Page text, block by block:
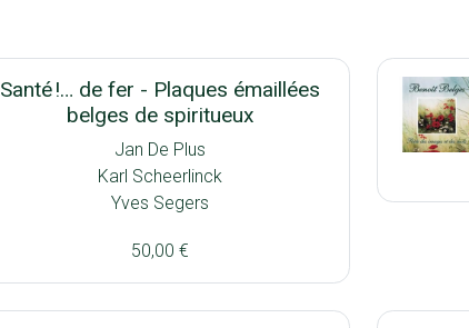
Santé !… de fer - Plaques émaillées
belges de spiritueux
Jan De Plus
Karl Scheerlinck
Yves Segers
50,00 €